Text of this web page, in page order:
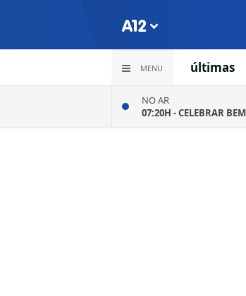
MENU últimas
NO AR
07:20H -CELEBRAR BEM